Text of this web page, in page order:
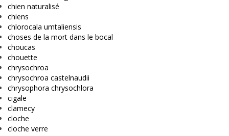
chien naturalisé
chiens
chlorocala umtaliensis
choses de la mort dans le bocal
choucas
chouette
chrysochroa
chrysochroa castelnaudii
chrysophora chrysochlora
cigale
clamecy
cloche
cloche verre